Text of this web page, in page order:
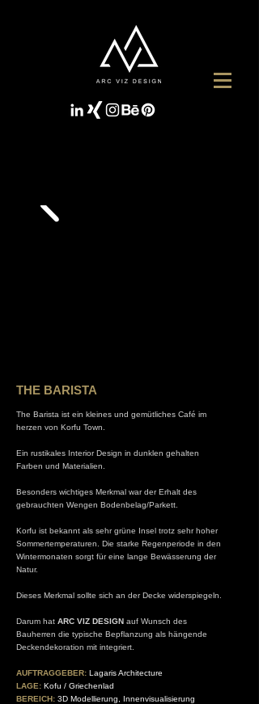
THE BARISTA
The Barista ist ein kleines und gemütliches Café im
herzen von Korfu Town.
Ein rustikales Interior Design in dunklen gehalten
Farben und Materialien.
Besonders wichtiges Merkmal war der Erhalt des
gebrauchten Wengen Bodenbelag/Parkett.
Korfu ist bekannt als sehr grüne Insel trotz sehr hoher
Sommertemperaturen. Die starke Regenperiode in den
Wintermonaten sorgt für eine lange Bewässerung der
Natur.
Dieses Merkmal sollte sich an der Decke widerspiegeln.
Darum hat ARC VIZ DESIGN auf Wunsch des
Bauherren die typische Bepflanzung als hängende
Deckendekoration mit integriert.
AUFTRAGGEBER: Lagaris Architecture
LAGE: Kofu / Griechenlad
BEREICH: 3D Modellierung, Innenvisualisierung